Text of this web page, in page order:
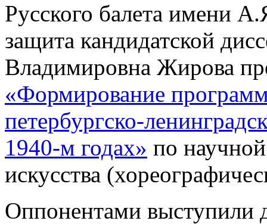
Русского балета имени
защита кандидатской
Владимировна Жирова
«Формирование
петербургско-
1940-м годах» по
искусства
Оппонентами выступили